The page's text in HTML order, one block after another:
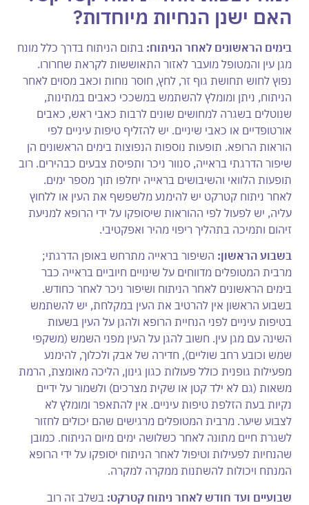
האם ישנן הנחיות מיוחדות?
בימים הראשונים לאחר הניתוח: בתום הניתוח בדרך כלל מונח
מגן עין והמטופל מועבר לאזור התאוששות לקראת שחרורו.
נפוץ לחוש תחושת גוף זר, לחץ, חוסר נוחות וכאב מסוים לאחר
הניתוח, ניתן ומומלץ להשתמש במשככי כאבים במתינות,
שנוטלים בשגרה למחושים שונים לרבות כאבי ראש, כאבים
אורטופדיים או כאבי שיניים. יש להזליף טיפות עיניים לפי
הוראות הרופא. תופעות נוספות הנפוצות בימים הראשונים הן
שיפור הדרגתי בראייה, סנוור ניכר ותפיסת צבעים כבהירים. רוב
תופעות הלוואי והשיבושים בראייה יחלפו תוך מספר ימים.
לאחר ניתוח קטרקט יש להימנע מלשפשף את העין או ללחוץ
עליה, יש לפעול לפי ההוראות שיסופקו על ידי הרופא למניעת
זיהום ותמיכה בתהליך ריפוי מהיר ואפקטיבי.
בשבוע הראשון: השיפור בראייה מתרחש באופן הדרגתי;
מרבית המטופלים מדווחים על שינויים חיוביים בראייה כבר
בימים הראשונים לאחר הניתוח ושיפור ניכר לאחר כחודש.
בשבוע הראשון אין להרטיב את העין במקלחת, יש להשתמש
בטיפות עיניים לפני הנחיית הרופא ולהגן על העין בשעות
השינה עם מגן עין. חשוב להגן על העין מפני השמש (משקפי
שמש וכובע רחב שוליים), חדירה של אבק ולכלוך, להימנע
מפעילות גופנית כולל פעולות כגון גינון, הליכה מאומצת, הרמת
משאות (גם לא ילד קטן או שקית מצרכים) ולשמור על ידיים
נקיות בעת הזלפת טיפות עיניים. אין להתאפר ומומלץ לא
לצבוע שיער. מרבית המטופלים מרגישים שהם יכולים לחזור
לשגרת חיים מתונה לאחר כשלושה ימים מיום הניתוח. כמובן
שהנחיות לפעילות וטיפול לאחר הניתוח יסופקו על ידי הרופא
המנתח ויכולות להשתנות ממקרה למקרה.
שבועיים ועד חודש לאחר ניתוח קטרקט: בשלב זה רוב